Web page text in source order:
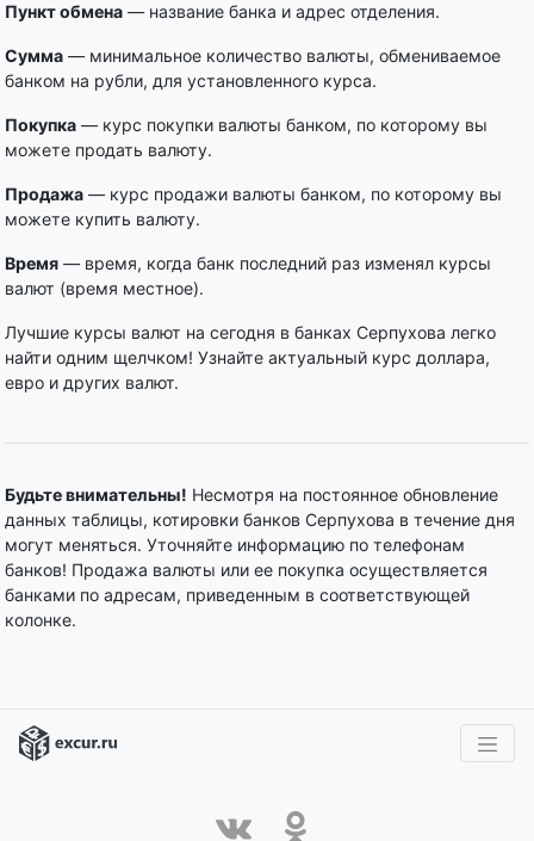
Пункт обмена — название банка и адрес отделения.
Сумма — минимальное количество валюты, обмениваемое
банком на рубли, для установленного курса.
Покупка — курс покупки валюты банком, по которому вы
можете продать валюту.
Продажа — курс продажи валюты банком, по которому вы
можете купить валюту.
Время — время, когда банк последний раз изменял курсы
валют (время местное).
Лучшие курсы валют на сегодня в банках Серпухова легко
найти одним щелчком! Узнайте актуальный курс доллара,
евро и других валют.
Будьте внимательны! Несмотря на постоянное обновление
данных таблицы, котировки банков Серпухова в течение дня
могут меняться. Уточняйте информацию по телефонам
банков! Продажа валюты или ее покупка осуществляется
банками по адресам, приведенным в соответствующей
колонке.